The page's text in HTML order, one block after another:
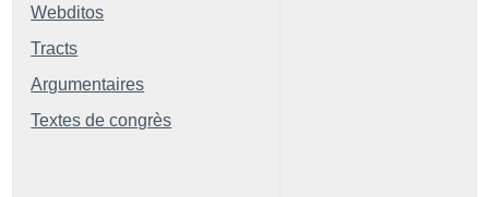
Webditos
Tracts
Argumentaires
Textes de congrès